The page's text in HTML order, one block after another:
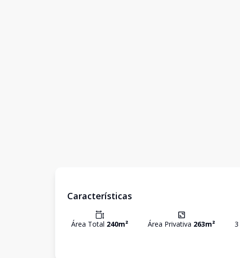
Características
Área Total 240m² Área Privativa 263m² 3